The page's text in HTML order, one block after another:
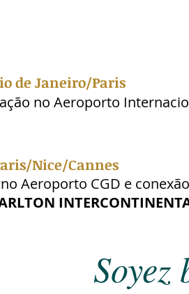
de Janeiro/Paris
no Aeroporto
Nice/Cannes
Aeroporto CGD e
Soyez